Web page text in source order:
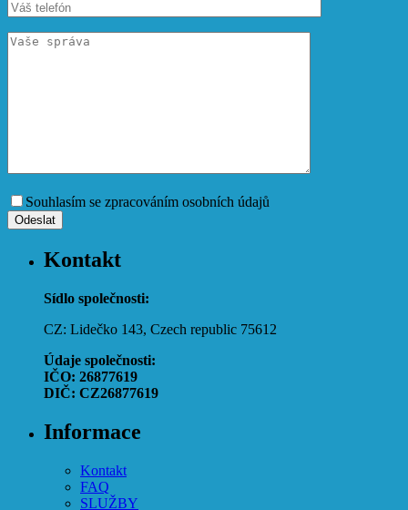
Souhlasím se zpracováním osobních údajů
Kontakt
Sídlo společnosti:
CZ: Lidečko 143, Czech republic 75612
Údaje společnosti:
IČO: 26877619
DIČ: CZ26877619
Informace
Kontakt
FAQ
SLUŽBY